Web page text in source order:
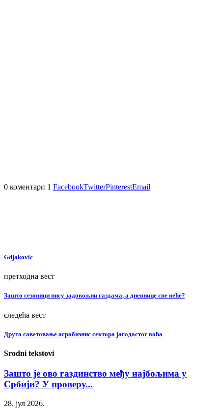
0 коментари 1 FacebookTwitterPinterestEmail
Gdjakovic
претходна вест
Зашто сезоници нису задовољни газдама, а дневнице све веће?
следећа вест
Друго саветовање агробизнис сектора јагодастог воћа
Srodni tekstovi
Зашто је ово газдинство међу најбољима у
Србији? У проверу...
28. јул 2026.